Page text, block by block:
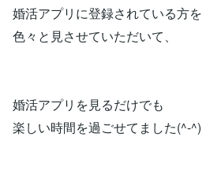
婚活アプリに登録されている方を
色々と見させていただいて、
婚活アプリを見るだけでも
楽しい時間を過ごせてました(^-^)